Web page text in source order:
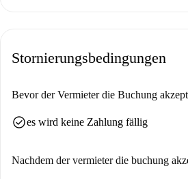
unmittelbarer Nähe. Restaurants wie das
erreichen. Die Lage bietet die perfekte
Stornierungsbedingungen
Bevor der Vermieter die Buchung
check_circlees wird keine Zahlung fällig
Nachdem der vermieter die buchung